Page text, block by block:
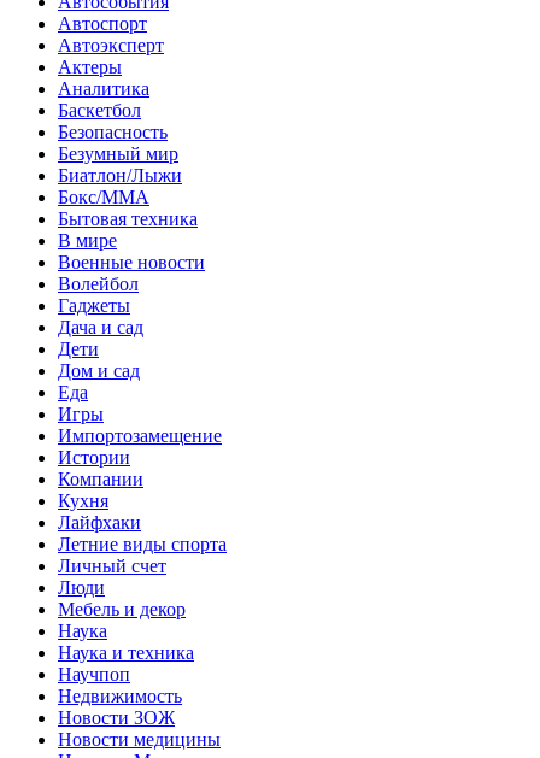
Автоспорт
Автоэксперт
Актеры
Аналитика
Баскетбол
Безопасность
Безумный мир
Биатлон/Лыжи
Бокс/MMA
Бытовая техника
В мире
Военные новости
Волейбол
Гаджеты
Дача и сад
Дети
Дом и сад
Еда
Игры
Импортозамещение
Истории
Компании
Кухня
Лайфхаки
Летние виды спорта
Личный счет
Люди
Мебель и декор
Наука
Наука и техника
Научпоп
Недвижимость
Новости ЗОЖ
Новости медицины